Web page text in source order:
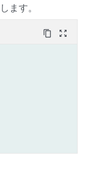
ます。
content_copy zoom_out_map